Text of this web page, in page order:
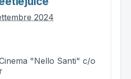
2024
"Nello Santi" c/o